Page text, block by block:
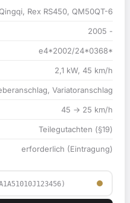
104,90 €.
Rex RS450, QM50QT-6
2005 -
e4*2002/24*0368*
2,1 kW, 45 km/h
Variatoranschlag
45 → 25 km/h
Teilegutachten (§19)
erforderlich (Eintragung)